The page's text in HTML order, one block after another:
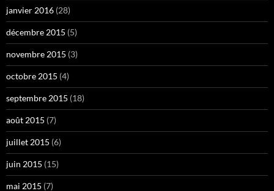
janvier 2016 (28)
décembre 2015 (5)
novembre 2015 (3)
octobre 2015 (4)
septembre 2015 (18)
août 2015 (7)
juillet 2015 (6)
juin 2015 (15)
mai 2015 (7)